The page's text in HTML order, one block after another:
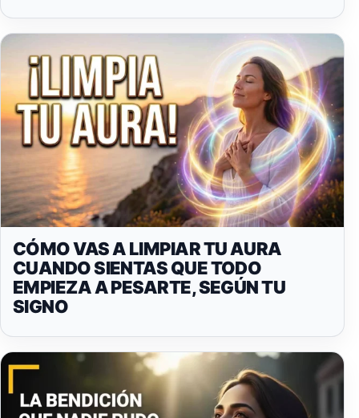
CÓMO VAS A LIMPIAR TU AURA
CUANDO SIENTAS QUE TODO
EMPIEZA A PESARTE, SEGÚN TU
SIGNO